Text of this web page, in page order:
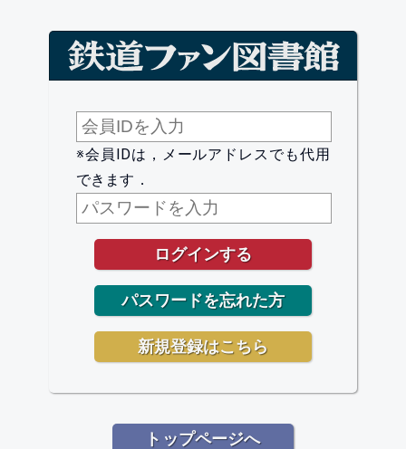
※会員IDは，メールアドレスでも代用
できます．
トップページへ